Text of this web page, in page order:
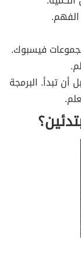
الفهم.
تبدأ. البرمجة